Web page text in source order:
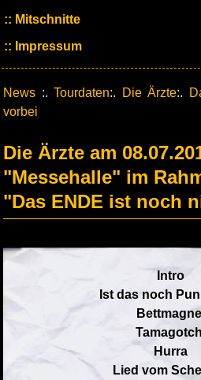
Mitschnitte
Impressum
News :.Tourdaten:. Die Ärzte:.
vorbei
Die Ärzte am
"Messehalle" im
"Das ENDE ist noch
Intro
Ist das noch
Hurra
Lied vom